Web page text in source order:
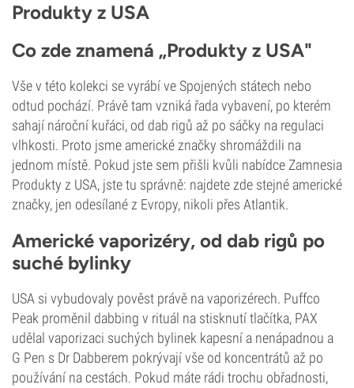
Produkty z USA
Co zde znamená „Produkty z USA"
Vše v této kolekci se vyrábí ve Spojených státech nebo
odtud pochází. Právě tam vzniká řada vybavení, po kterém
sahají nároční kuřáci, od dab rigů až po sáčky na regulaci
vlhkosti. Proto jsme americké značky shromáždili na
jednom místě. Pokud jste sem přišli kvůli nabídce Zamnesia
Produkty z USA, jste tu správně: najdete zde stejné americké
značky, jen odesílané z Evropy, nikoli přes Atlantik.
Americké vaporizéry, od dab rigů po
suché bylinky
USA si vybudovaly pověst právě na vaporizérech. Puffco
Peak proměnil dabbing v rituál na stisknutí tlačítka, PAX
udělal vaporizaci suchých bylinek kapesní a nenápadnou a
G Pen s Dr Dabberem pokrývají vše od koncentrátů až po
používání na cestách. Pokud máte rádi trochu obřadnosti,